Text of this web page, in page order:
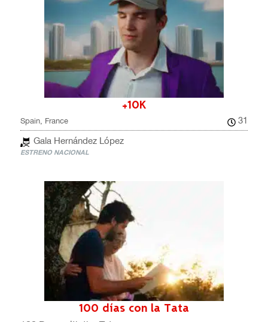
+10K
Spain, France
31
Gala Hernández López
ESTRENO NACIONAL
100 días con la Tata